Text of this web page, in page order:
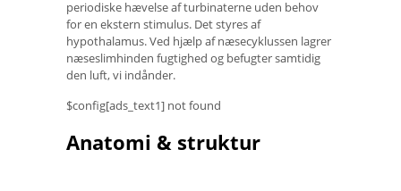
periodiske hævelse af turbinaterne uden behov
for en ekstern stimulus. Det styres af
hypothalamus. Ved hjælp af næsecyklussen lagrer
næseslimhinden fugtighed og befugter samtidig
den luft, vi indånder.
$config[ads_text1] not found
Anatomi & struktur